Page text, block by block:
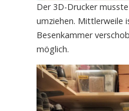
Der 3D-Drucker
umziehen. Mittlerweile
Besenkammer
möglich.